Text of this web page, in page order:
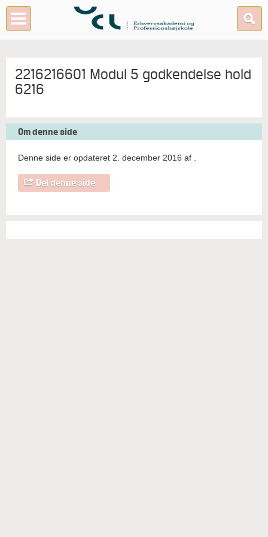
2216216601 Modul 5 godkendelse hold
6216
Om denne side
Denne side er opdateret 2. december 2016 af
Del denne side